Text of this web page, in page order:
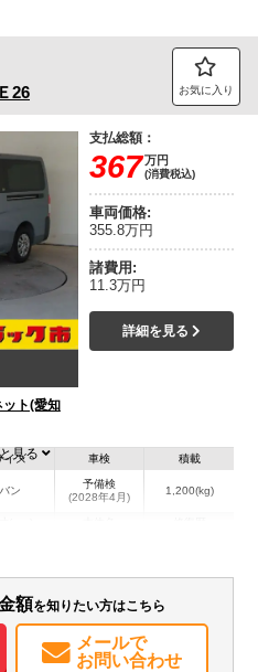
26 お気に入り
ット(愛知
支払総額：
367万円
(消費税込)
車両価格:
355.8万円
諸費用:
11.3万円
詳細を見る
イズ
バン
車検
予備検
(2028年4月)
積載
1,200(kg)
情報
エアバッグ 集中ドアロック
見る
額を知りたい方はこちら
メールで
お問い合わせ